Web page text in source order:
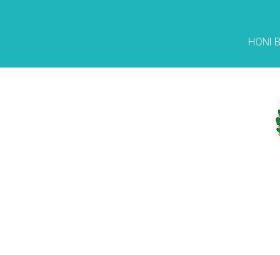
HONI